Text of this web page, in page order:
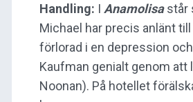
Handling: I Anamolisastår
Michael har precis anlänt
förlorad i en depression
Kaufman genialt genom att
Noonan). På hotellet